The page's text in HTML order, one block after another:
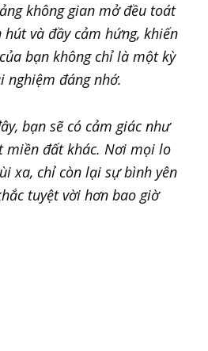
không gian mở đều toát
và đầy cảm hứng, khiến
bạn không chỉ là một kỳ
nghiệm đáng nhớ.
bạn sẽ có cảm giác như
miền đất khác. Nơi mọi lo
xa, chỉ còn lại sự bình yên
tuyệt vời hơn bao giờ